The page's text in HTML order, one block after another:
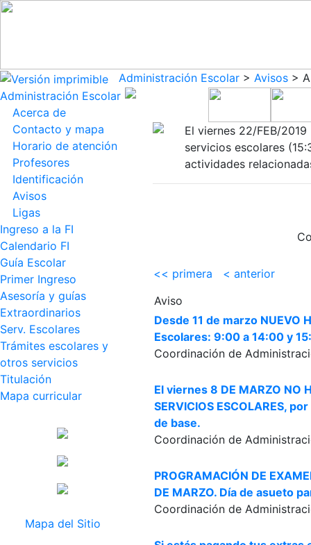
Administración Escolar > Avisos >
Administración Escolar
Acerca de
Contacto y mapa
Horario de atención
Profesores
Identificación
Avisos
Ligas
Ingreso a la FI
Calendario FI
Guía Escolar
Primer Ingreso
Asesoría y guías
Extraordinarios
Serv. Escolares
Trámites escolares y
otros servicios
Titulación
Mapa curricular
Mapa del Sitio
El viernes 22/FEB/
servicios escolares
actividades
<< primera
< anterior
Aviso
Desde 11 de marzo NUEVO
Escolares: 9:00 a 14:00 y
Coordinación de
El viernes 8 DE MARZO NO
SERVICIOS ESCOLARES,
de base.
Coordinación de
PROGRAMACIÓN DE
DE MARZO. Día de asueto
Coordinación de